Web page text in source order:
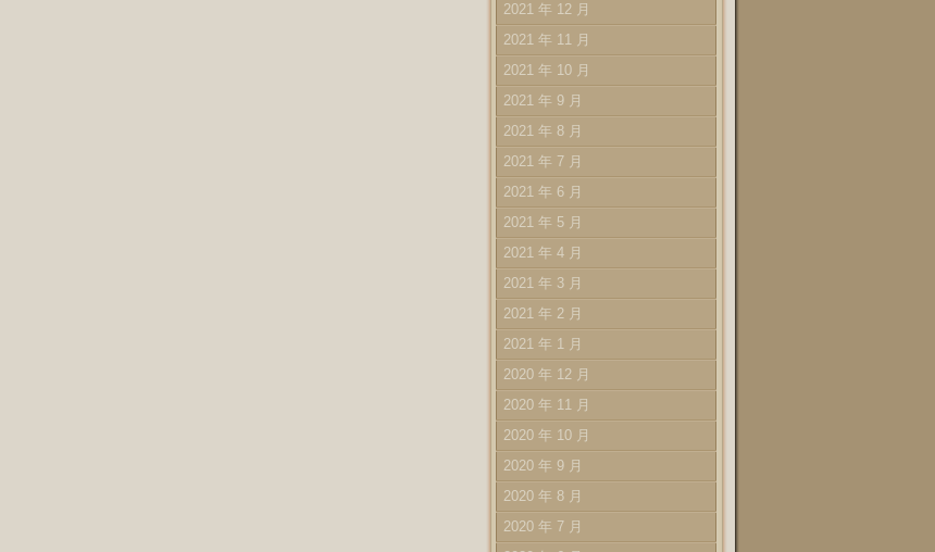
2021 年 12 月
2021 年 11 月
2021 年 10 月
2021 年 9 月
2021 年 8 月
2021 年 7 月
2021 年 6 月
2021 年 5 月
2021 年 4 月
2021 年 3 月
2021 年 2 月
2021 年 1 月
2020 年 12 月
2020 年 11 月
2020 年 10 月
2020 年 9 月
2020 年 8 月
2020 年 7 月